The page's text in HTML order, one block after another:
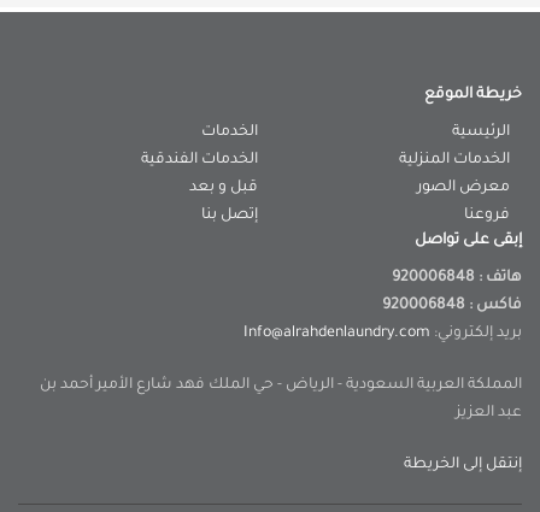
خريطة الموقع
الرئيسية
الخدمات
الخدمات المنزلية
الخدمات الفندقية
معرض الصور
قبل و بعد
فروعنا
إتصل بنا
إبقى على تواصل
هاتف : 920006848
فاكس : 920006848
بريد إلكتروني: Info@alrahdenlaundry.com
المملكة العربية السعودية - الرياض - حي الملك فهد شارع الأمير أحمد بن
عبد العزيز
إنتقل إلى الخريطة